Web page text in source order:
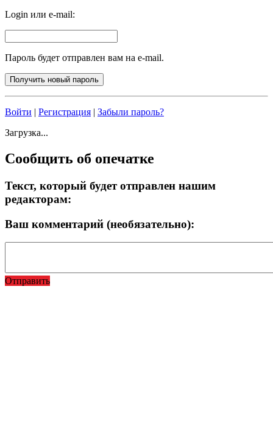
Login или e-mail:
Пароль будет отправлен вам на e-mail.
Войти | Регистрация | Забыли пароль?
Загрузка...
Сообщить об опечатке
Текст, который будет отправлен нашим
редакторам:
Ваш комментарий (необязательно):
Отправить